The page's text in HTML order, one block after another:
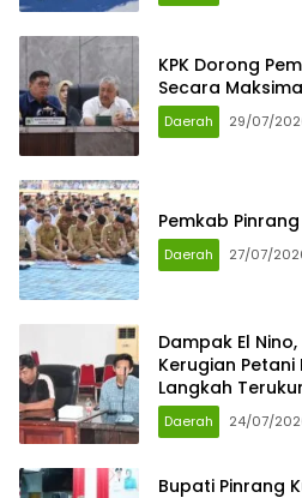
KPK Dorong
Secara
Daerah 29/07/
Pemkab
Daerah 27/07/
Dampak El
Kerugian Petani
Langkah
Daerah 24/07/
Bupati Pinrang